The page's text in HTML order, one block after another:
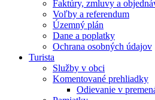
Faktúry, zmluvy a
Voľby a referendum
Územný plán
Dane a poplatky
Ochrana osobných údajov
Turista
Služby v obci
Komentované prehliadky
Odievanie v